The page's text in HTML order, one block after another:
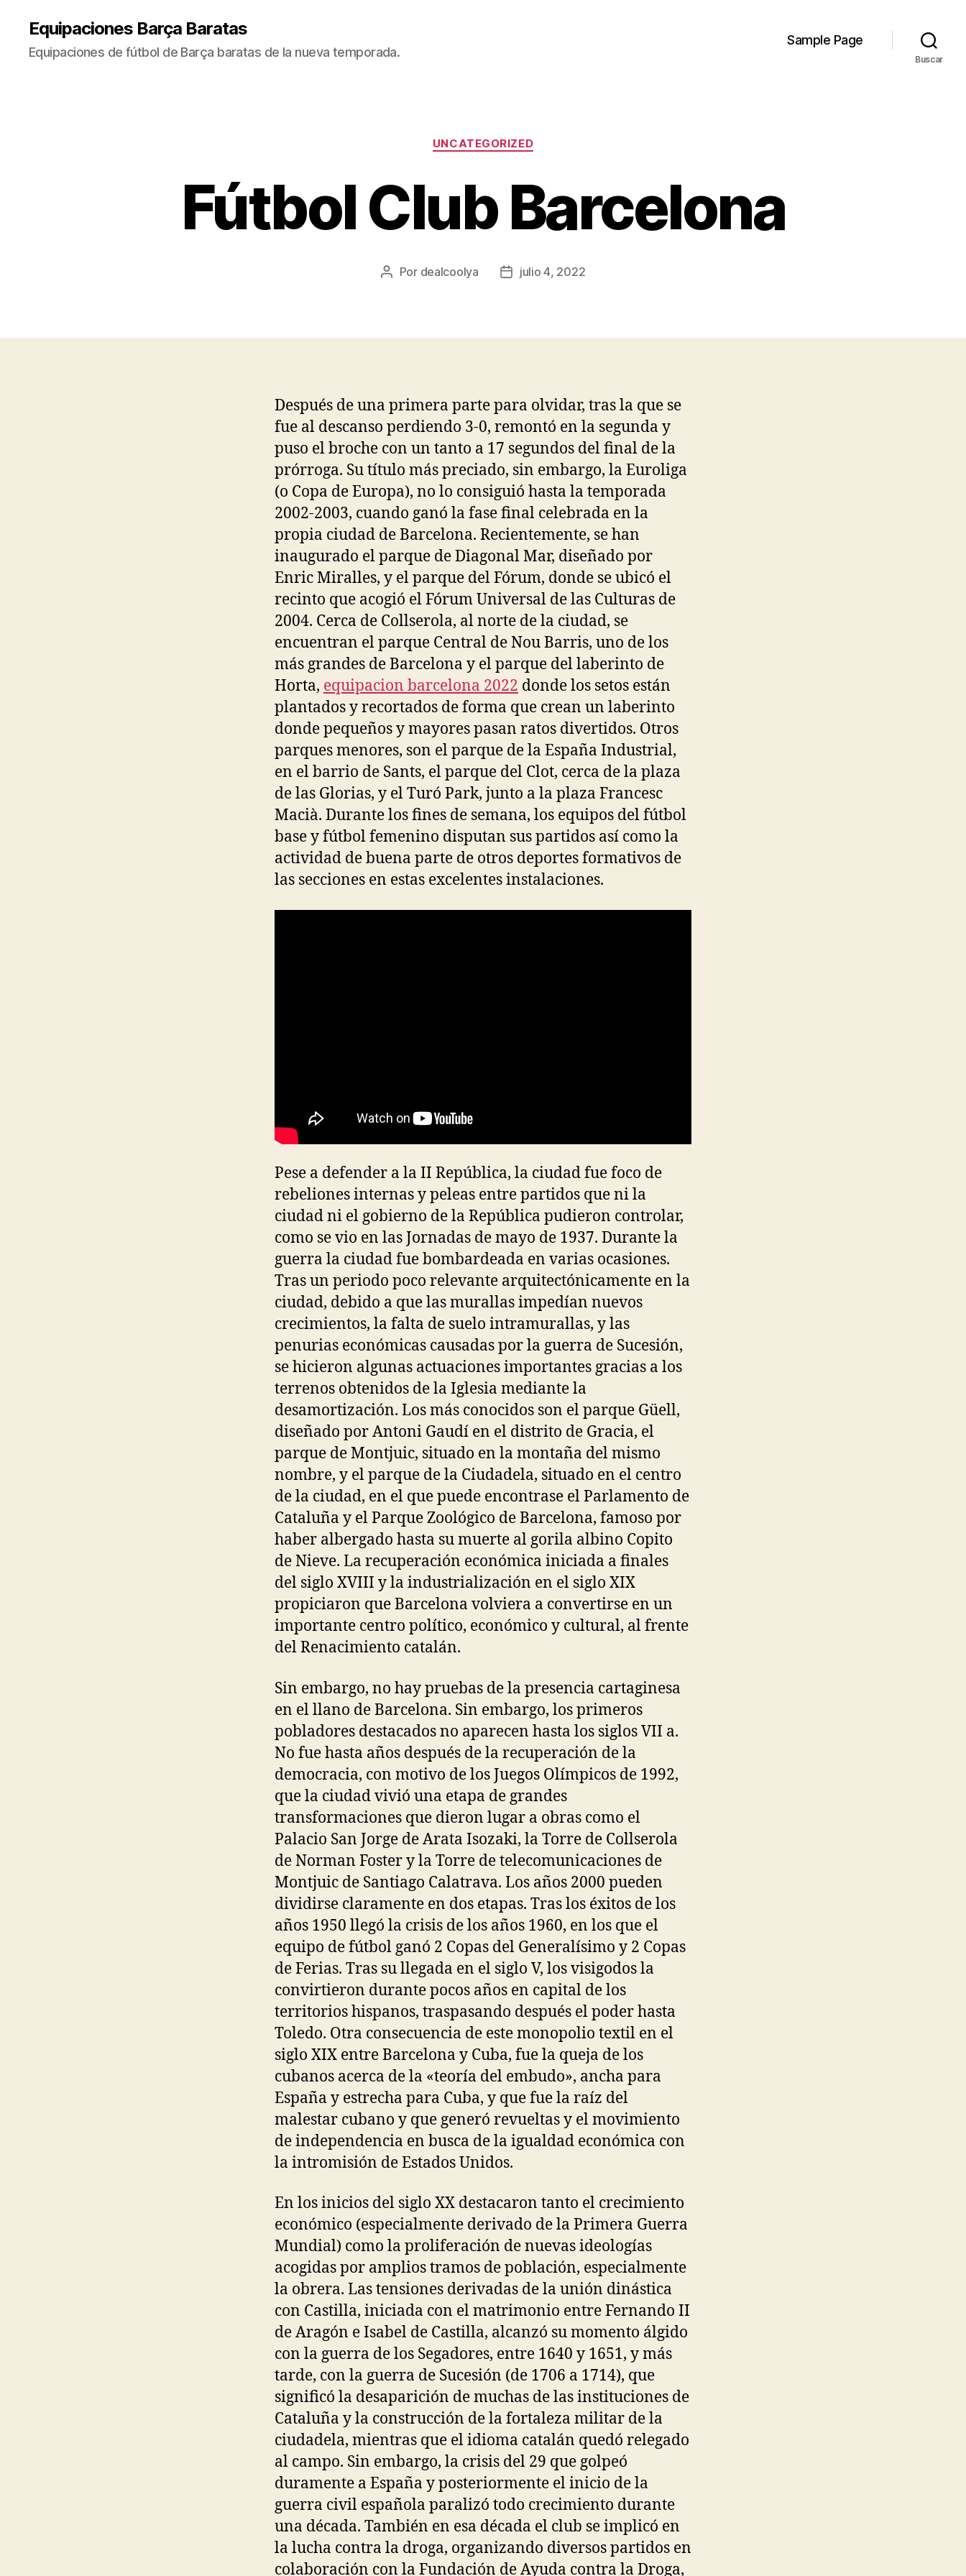
Equipaciones Barça Baratas
Equipaciones de fútbol de Barça baratas de la nueva temporada.
Sample Page
Buscar
Categorías
UNCATEGORIZED
Fútbol Club Barcelona
Autor
Por dealcoolya
Fechajulio 4, 2022
Después de una primera parte para olvidar, tras la que se
fue al descanso perdiendo 3-0, remontó en la segunda y
puso el broche con un tanto a 17 segundos del final de la
prórroga. Su título más preciado, sin embargo, la Euroliga
(o Copa de Europa), no lo consiguió hasta la temporada
2002-2003, cuando ganó la fase final celebrada en la
propia ciudad de Barcelona. Recientemente, se han
inaugurado el parque de Diagonal Mar, diseñado por
Enric Miralles, y el parque del Fórum, donde se ubicó el
recinto que acogió el Fórum Universal de las Culturas de
2004. Cerca de Collserola, al norte de la ciudad, se
encuentran el parque Central de Nou Barris, uno de los
más grandes de Barcelona y el parque del laberinto de
Horta, equipacion barcelona 2022 donde los setos están
plantados y recortados de forma que crean un laberinto
donde pequeños y mayores pasan ratos divertidos. Otros
parques menores, son el parque de la España Industrial,
en el barrio de Sants, el parque del Clot, cerca de la plaza
de las Glorias, y el Turó Park, junto a la plaza Francesc
Macià. Durante los fines de semana, los equipos del fútbol
base y fútbol femenino disputan sus partidos así como la
actividad de buena parte de otros deportes formativos de
las secciones en estas excelentes instalaciones.
Pese a defender a la II República, la ciudad fue foco de
rebeliones internas y peleas entre partidos que ni la
ciudad ni el gobierno de la República pudieron controlar,
como se vio en las Jornadas de mayo de 1937. Durante la
guerra la ciudad fue bombardeada en varias ocasiones.
Tras un periodo poco relevante arquitectónicamente en la
ciudad, debido a que las murallas impedían nuevos
crecimientos, la falta de suelo intramurallas, y las
penurias económicas causadas por la guerra de Sucesión,
se hicieron algunas actuaciones importantes gracias a los
terrenos obtenidos de la Iglesia mediante la
desamortización. Los más conocidos son el parque Güell,
diseñado por Antoni Gaudí en el distrito de Gracia, el
parque de Montjuic, situado en la montaña del mismo
nombre, y el parque de la Ciudadela, situado en el centro
de la ciudad, en el que puede encontrase el Parlamento de
Cataluña y el Parque Zoológico de Barcelona, famoso por
haber albergado hasta su muerte al gorila albino Copito
de Nieve. La recuperación económica iniciada a finales
del siglo XVIII y la industrialización en el siglo XIX
propiciaron que Barcelona volviera a convertirse en un
importante centro político, económico y cultural, al frente
del Renacimiento catalán.
Sin embargo, no hay pruebas de la presencia cartaginesa
en el llano de Barcelona. Sin embargo, los primeros
pobladores destacados no aparecen hasta los siglos VII a.
No fue hasta años después de la recuperación de la
democracia, con motivo de los Juegos Olímpicos de 1992,
que la ciudad vivió una etapa de grandes
transformaciones que dieron lugar a obras como el
Palacio San Jorge de Arata Isozaki, la Torre de Collserola
de Norman Foster y la Torre de telecomunicaciones de
Montjuic de Santiago Calatrava. Los años 2000 pueden
dividirse claramente en dos etapas. Tras los éxitos de los
años 1950 llegó la crisis de los años 1960, en los que el
equipo de fútbol ganó 2 Copas del Generalísimo y 2 Copas
de Ferias. Tras su llegada en el siglo V, los visigodos la
convirtieron durante pocos años en capital de los
territorios hispanos, traspasando después el poder hasta
Toledo. Otra consecuencia de este monopolio textil en el
siglo XIX entre Barcelona y Cuba, fue la queja de los
cubanos acerca de la «teoría del embudo», ancha para
España y estrecha para Cuba, y que fue la raíz del
malestar cubano y que generó revueltas y el movimiento
de independencia en busca de la igualdad económica con
la intromisión de Estados Unidos.
En los inicios del siglo XX destacaron tanto el crecimiento
económico (especialmente derivado de la Primera Guerra
Mundial) como la proliferación de nuevas ideologías
acogidas por amplios tramos de población, especialmente
la obrera. Las tensiones derivadas de la unión dinástica
con Castilla, iniciada con el matrimonio entre Fernando II
de Aragón e Isabel de Castilla, alcanzó su momento álgido
con la guerra de los Segadores, entre 1640 y 1651, y más
tarde, con la guerra de Sucesión (de 1706 a 1714), que
significó la desaparición de muchas de las instituciones de
Cataluña y la construcción de la fortaleza militar de la
ciudadela, mientras que el idioma catalán quedó relegado
al campo. Sin embargo, la crisis del 29 que golpeó
duramente a España y posteriormente el inicio de la
guerra civil española paralizó todo crecimiento durante
una década. También en esa década el club se implicó en
la lucha contra la droga, organizando diversos partidos en
colaboración con la Fundación de Ayuda contra la Droga,